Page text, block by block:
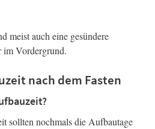
meist auch eine gesündere
im Vordergrund.
nach dem Fasten
sollten nochmals die Aufbautage